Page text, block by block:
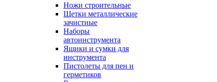
Ножи строительные
Щетки металлические
зачистные
Наборы
автоинструмента
Ящики и сумки для
инструмента
Пистолеты для пен и
герметиков